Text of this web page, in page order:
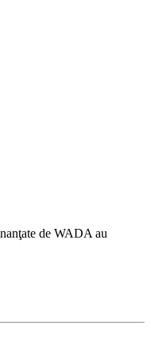
de WADA au